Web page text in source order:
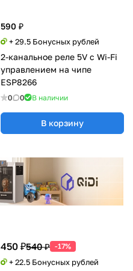
590 ₽
+ 29.5 Бонусных рублей
2-канальное реле 5V с Wi-Fi
управлением на чипе
ESP8266
0 0 В наличии
В корзину
450 ₽540 ₽ -17%
+ 22.5 Бонусных рублей